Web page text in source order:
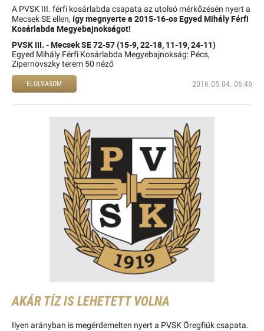
A PVSK III. férfi kosárlabda csapata az utolsó mérkőzésén nyert a
Mecsek SE ellen, így megnyerte a 2015-16-os Egyed Mihály Férfi
Kosárlabda Megyebajnokságot!
PVSK III. - Mecsek SE 72-57 (15-9, 22-18, 11-19, 24-11)
Egyed Mihály Férfi Kosárlabda Megyebajnokság: Pécs,
Zipernovszky terem 50 néző
ELOLVASOM 2016.05.04. 06:46
AKÁR TÍZ IS LEHETETT VOLNA
Ilyen arányban is megérdemelten nyert a PVSK Öregfiúk csapata.